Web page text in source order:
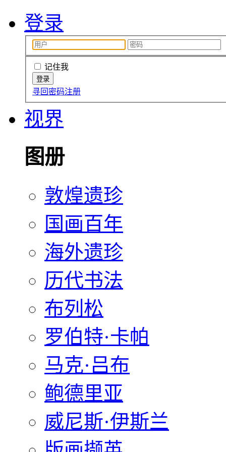
登录
记住我
寻回密码注册
视界
图册
敦煌遗珍
国画百年
海外遗珍
历代书法
布列松
罗伯特·卡帕
马克·吕布
鲍德里亚
威尼斯·伊斯兰